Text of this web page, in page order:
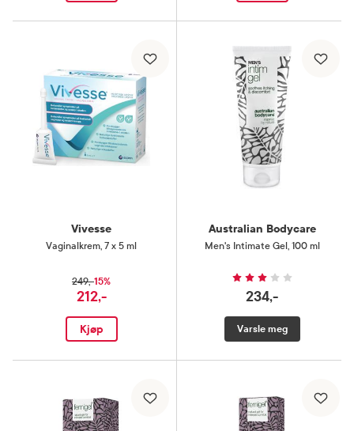
Vivesse
Vaginalkrem, 7 x 5 ml
249,-15%
212,-
Kjøp
Australian Bodycare
Men's Intimate Gel , 100 ml
234,-
Varsle meg